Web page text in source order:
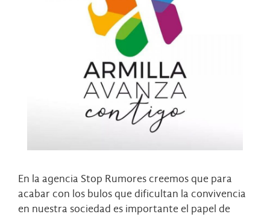
En la agencia Stop Rumores creemos que para
acabar con los bulos que dificultan la convivencia
en nuestra sociedad es importante el papel de